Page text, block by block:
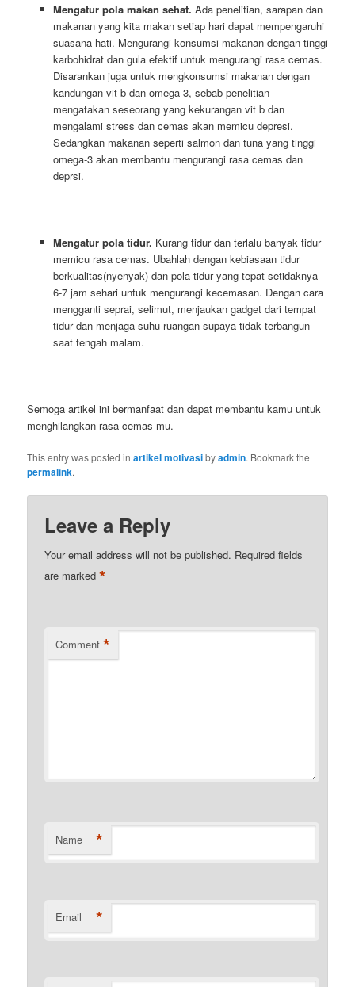
Mengatur pola makan sehat. Ada penelitian, sarapan dan
makanan yang kita makan setiap hari dapat mempengaruhi
suasana hati. Mengurangi konsumsi makanan dengan tinggi
karbohidrat dan gula efektif untuk mengurangi rasa cemas.
Disarankan juga untuk mengkonsumsi makanan dengan
kandungan vit b dan omega-3, sebab penelitian
mengatakan seseorang yang kekurangan vit b dan
mengalami stress dan cemas akan memicu depresi.
Sedangkan makanan seperti salmon dan tuna yang tinggi
omega-3 akan membantu mengurangi rasa cemas dan
deprsi.
Mengatur pola tidur. Kurang tidur dan terlalu banyak tidur
memicu rasa cemas. Ubahlah dengan kebiasaan tidur
berkualitas(nyenyak) dan pola tidur yang tepat setidaknya
6-7 jam sehari untuk mengurangi kecemasan. Dengan cara
mengganti seprai, selimut, menjaukan gadget dari tempat
tidur dan menjaga suhu ruangan supaya tidak terbangun
saat tengah malam.
Semoga artikel ini bermanfaat dan dapat membantu kamu untuk
menghilangkan rasa cemas mu.
This entry was posted inartikel motivasibyadmin. Bookmark the
permalink.
Leave a Reply
Your email address will not be published. Required fields
are marked*
Comment *
Name *
Email *